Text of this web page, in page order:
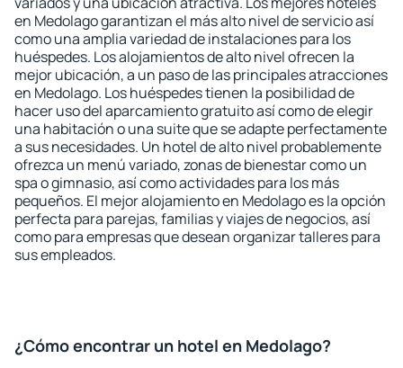
en Medolago garantizan el más alto nivel de servicio así
como una amplia variedad de instalaciones para los
huéspedes. Los alojamientos de alto nivel ofrecen la
mejor ubicación, a un paso de las principales atracciones
en Medolago. Los huéspedes tienen la posibilidad de
hacer uso del aparcamiento gratuito así como de elegir
una habitación o una suite que se adapte perfectamente
a sus necesidades. Un hotel de alto nivel probablemente
ofrezca un menú variado, zonas de bienestar como un
spa o gimnasio, así como actividades para los más
pequeños. El mejor alojamiento en Medolago es la opción
perfecta para parejas, familias y viajes de negocios, así
como para empresas que desean organizar talleres para
sus empleados.
¿Cómo encontrar un hotel en Medolago?